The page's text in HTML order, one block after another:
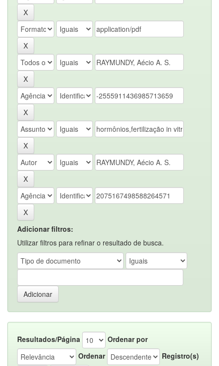
Adicionar filtros:
Utilizar filtros para refinar o resultado de busca.
Resultados/Página
Ordenar por
Ordenar
Registro(s)